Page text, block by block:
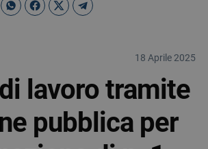
18 Aprile 2025
lavoro tramite
pubblica per